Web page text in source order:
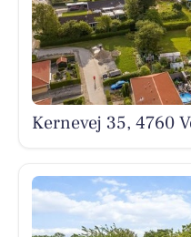
Kernevej 35, 4760